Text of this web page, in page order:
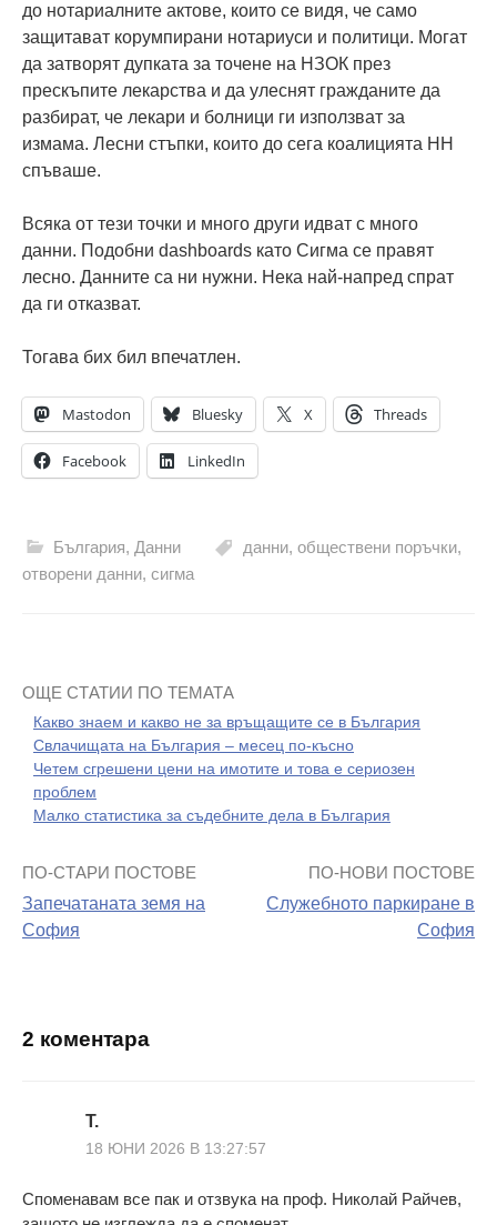
до нотариалните актове, които се видя, че само
защитават корумпирани нотариуси и политици. Могат
да затворят дупката за точене на НЗОК през
прескъпите лекарства и да улеснят гражданите да
разбират, че лекари и болници ги използват за
измама. Лесни стъпки, които до сега коалицията НН
спъваше.
Всяка от тези точки и много други идват с много
данни. Подобни dashboards като Сигма се правят
лесно. Данните са ни нужни. Нека най-напред спрат
да ги отказват.
Тогава бих бил впечатлен.
Mastodon Bluesky X Threads
Facebook LinkedIn
България, Данни данни, обществени поръчки,
отворени данни, сигма
ОЩЕ СТАТИИ ПО ТЕМАТА
Какво знаем и какво не за връщащите се в България
Свлачищата на България – месец по-късно
Четем сгрешени цени на имотите и това е сериозен
проблем
Малко статистика за съдебните дела в България
Навигация
на
ПО-СТАРИ ПОСТОВЕ
Запечатаната земя на
София
ПО-НОВИ ПОСТОВЕ
Служебното паркиране в
София
2 коментара
Т.
18 ЮНИ 2026 В 13:27:57
Споменавам все пак и отзвука на проф. Николай Райчев,